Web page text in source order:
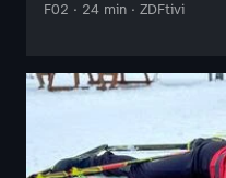
F02 · 24 min · ZDFtivi